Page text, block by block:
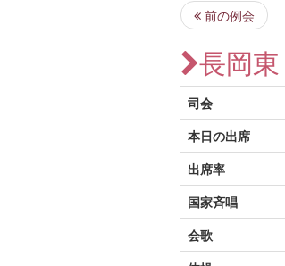
前の例会
長岡
司会
本日の出席
出席率
国家斉唱
会歌